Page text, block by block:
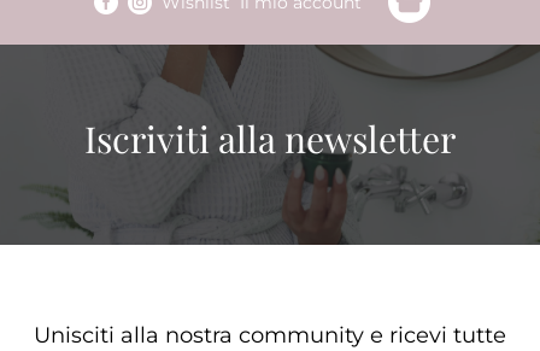
Iscriviti alla newsletter
Unisciti alla nostra community e ricevi tutte